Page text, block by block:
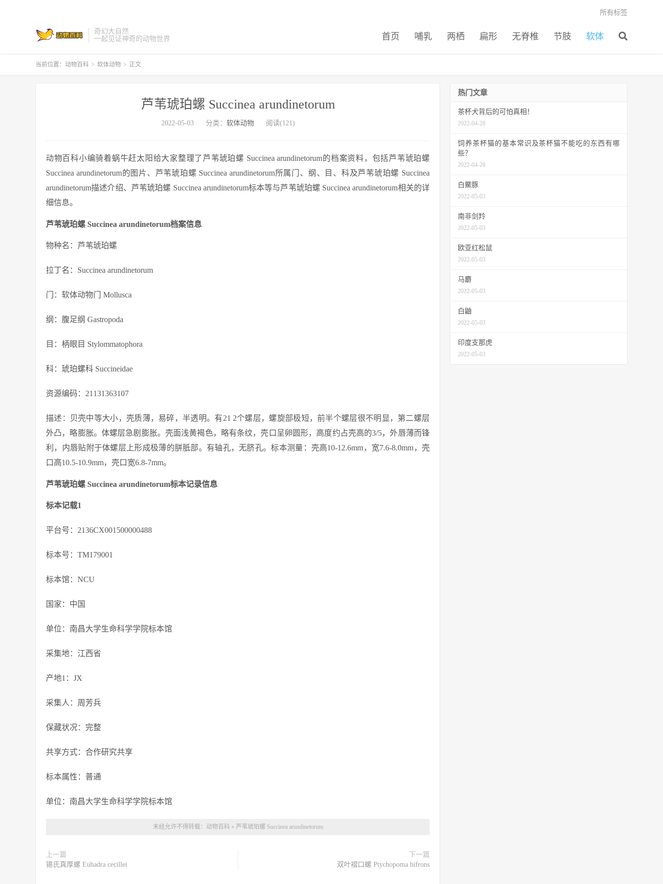
奇幻大自然
一起见证神奇的动物世界
首页 哺乳 两栖 扁形 无脊椎 节肢 软体
所有标签
当前位置： 动物百科 > 软体动物 > 正文
芦苇琥珀螺 Succinea arundinetorum
2022-05-03 分类： 软体动物 阅读(121)
动物百科小编骑着蜗牛赶太阳给大家整理了芦苇琥珀螺 Succinea arundinetorum的档案资料，包括芦苇琥珀螺
Succinea arundinetorum的图片、芦苇琥珀螺 Succinea arundinetorum所属门、纲、目、科及芦苇琥珀螺 Succinea
arundinetorum描述介绍、芦苇琥珀螺 Succinea arundinetorum标本等与芦苇琥珀螺 Succinea arundinetorum相关的详
细信息。
芦苇琥珀螺 Succinea arundinetorum档案信息
物种名：芦苇琥珀螺
拉丁名：Succinea arundinetorum
门：软体动物门 Mollusca
纲：腹足纲 Gastropoda
目：柄眼目 Stylommatophora
科：琥珀螺科 Succineidae
资源编码：21131363107
描述：贝壳中等大小，壳质薄，易碎，半透明。有21 2个螺层，螺旋部极短，前半个螺层很不明显，第二螺层
外凸，略膨胀。体螺层急剧膨胀。壳面浅黄褐色，略有条纹，壳口呈卵圆形，高度约占壳高的3/5，外唇薄而锋
利，内唇贴附于体螺层上形成极薄的胼胝部。有轴孔，无脐孔。标本测量：壳高10-12.6mm，宽7.6-8.0mm，壳
口高10.5-10.9mm，壳口宽6.8-7mm。
芦苇琥珀螺 Succinea arundinetorum标本记录信息
标本记载1
平台号：2136CX001500000488
标本号：TM179001
标本馆：NCU
国家：中国
单位：南昌大学生命科学学院标本馆
采集地：江西省
产地1：JX
采集人：周芳兵
保藏状况：完整
共享方式：合作研究共享
标本属性：普通
单位：南昌大学生命科学学院标本馆
未经允许不得转载： 动物百科 » 芦苇琥珀螺 Succinea arundinetorum
上一篇
锡氏真厚螺 Euhadra cecillei
下一篇
双叶褶口螺 Ptychopoma bifrons
热门文章
茶杯犬背后的可怕真相！
2022-04-28
饲养茶杯猫的基本常识及茶杯猫不能吃的东西有哪
些？
2022-04-28
白鱀豚
2022-05-03
南非剑羚
2022-05-03
欧亚红松鼠
2022-05-03
马麝
2022-05-03
白鼬
2022-05-03
印度支那虎
2022-05-03